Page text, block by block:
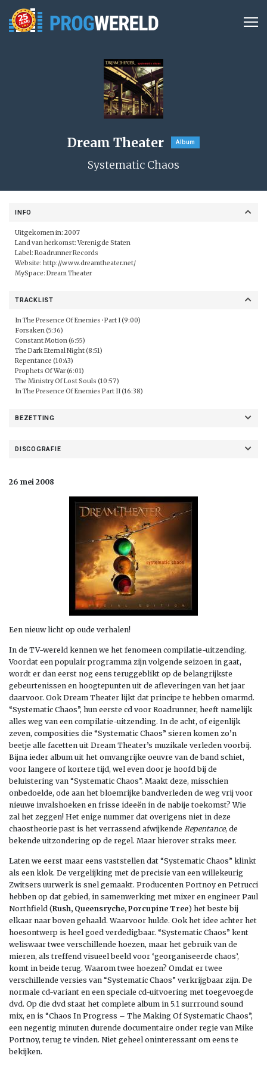
Dream Theater Album
Systematic Chaos
INFO
Uitgekomen in: 2007
Land van herkomst: Verenigde Staten
Label: Roadrunner Records
Website: http://www.dreamtheater.net/
MySpace: Dream Theater
TRACKLIST
In The Presence Of Enemies ·Part I (9:00)
Forsaken (5:36)
Constant Motion (6:55)
The Dark Eternal Night (8:51)
Repentance (10:43)
Prophets Of War (6:01)
The Ministry Of Lost Souls (10:57)
In The Presence Of Enemies Part II (16:38)
BEZETTING
DISCOGRAFIE
26 mei 2008
Een nieuw licht op oude verhalen!
In de TV-wereld kennen we het fenomeen compilatie-uitzending.
Voordat een populair programma zijn volgende seizoen in gaat,
wordt er dan eerst nog eens teruggeblikt op de belangrijkste
gebeurtenissen en hoogtepunten uit de afleveringen van het jaar
daarvoor. Ook Dream Theater lijkt dat principe te hebben omarmd.
“Systematic Chaos”, hun eerste cd voor Roadrunner, heeft namelijk
alles weg van een compilatie-uitzending. In de acht, of eigenlijk
zeven, composities die “Systematic Chaos” sieren komen zo’n
beetje alle facetten uit Dream Theater’s muzikale verleden voorbij.
Bijna ieder album uit het omvangrijke oeuvre van de band schiet,
voor langere of kortere tijd, wel even door je hoofd bij de
beluistering van “Systematic Chaos”. Maakt deze, misschien
onbedoelde, ode aan het bloemrijke bandverleden de weg vrij voor
nieuwe invalshoeken en frisse ideeën in de nabije toekomst? Wie
zal het zeggen! Het enige nummer dat overigens niet in deze
chaostheorie past is het verrassend afwijkende Repentance, de
bekende uitzondering op de regel. Maar hierover straks meer.
Laten we eerst maar eens vaststellen dat “Systematic Chaos” klinkt
als een klok. De vergelijking met de precisie van een willekeurig
Zwitsers uurwerk is snel gemaakt. Producenten Portnoy en Petrucci
hebben op dat gebied, in samenwerking met mixer en engineer Paul
Northfield (Rush, Queensryche, Porcupine Tree) het beste bij
elkaar naar boven gehaald. Waarvoor hulde. Ook het idee achter het
hoesontwerp is heel goed verdedigbaar. “Systematic Chaos” kent
weliswaar twee verschillende hoezen, maar het gebruik van de
mieren, als treffend visueel beeld voor ‘georganiseerde chaos’,
komt in beide terug. Waarom twee hoezen? Omdat er twee
verschillende versies van “Systematic Chaos” verkrijgbaar zijn. De
normale cd-variant en een speciale cd-uitvoering met toegevoegde
dvd. Op die dvd staat het complete album in 5.1 surrround sound
mix, en is “Chaos In Progress – The Making Of Systematic Chaos”,
een negentig minuten durende documentaire onder regie van Mike
Portnoy, terug te vinden. Niet geheel oninteressant om eens te
bekijken.